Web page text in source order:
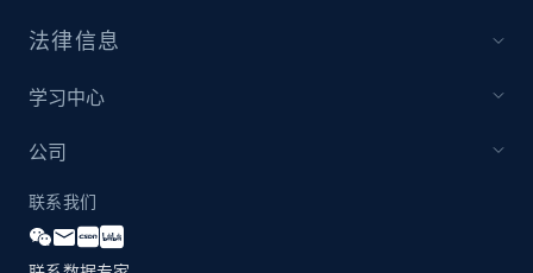
法律信息
学习中心
公司
联系我们